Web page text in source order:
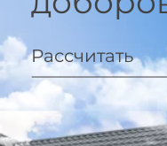
Рассчитать